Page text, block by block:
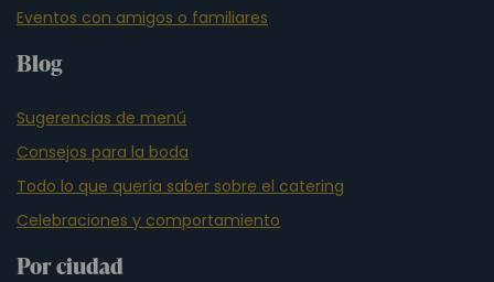
Eventos con amigos o familiares
Blog
Sugerencias de menú
Consejos para la boda
Todo lo que quería saber sobre el catering
Celebraciones y comportamiento
Por ciudad